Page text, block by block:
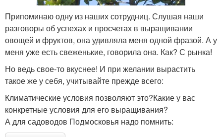
Припоминаю одну из наших сотрудниц. Слушая наши
разговоры об успехах и просчетах в выращивании
овощей и фруктов, она удивляла меня одной фразой. А у
меня уже есть свеженькие, говорила она. Как? С рынка!
Но ведь свое-то вкуснее! И при желании вырастить
такое же у себя, учитывайте прежде всего:
Климатические условия позволяют это?Какие у вас
конкретные условия для его выращивания?
А для садоводов Подмосковья надо помнить: